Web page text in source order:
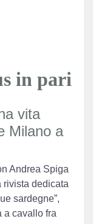
in pari
vita
Milano a
Andrea Spiga
rivista dedicata
sardegne”,
a cavallo fra